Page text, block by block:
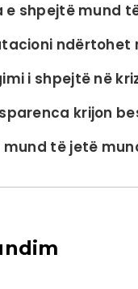
e shpejtë mund
ndërtohet
i shpejtë në
krijon
mund të jetë